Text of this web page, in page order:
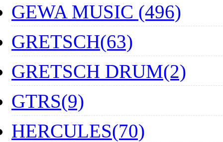
GEWA MUSIC (496)
GRETSCH(63)
GRETSCH DRUM(2)
GTRS(9)
HERCULES(70)